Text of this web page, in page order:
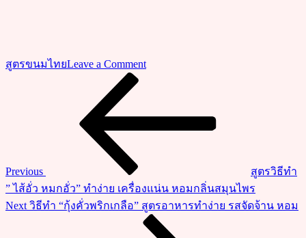
สูตรขนมไทยLeave a Commenton
ทาน
เล่น
หอม
Previous
สูตรวิธีทำ
” ไส้อั่ว หมกอั่ว” ทำง่าย เครื่องแน่น หอมกลิ่นสมุนไพร
Next
Post
Next วิธีทำ “กุ้งคั่วพริกเกลือ” สูตรอาหารทำง่าย รสจัดจ้าน หอม